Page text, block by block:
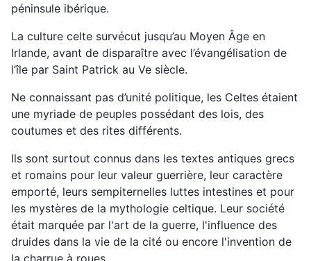
péninsule ibérique.
La culture celte survécut jusqu’au Moyen Âge en
Irlande, avant de disparaître avec l’évangélisation de
l’île par Saint Patrick au Ve siècle.
Ne connaissant pas d’unité politique, les Celtes étaient
une myriade de peuples possédant des lois, des
coutumes et des rites différents.
Ils sont surtout connus dans les textes antiques grecs
et romains pour leur valeur guerrière, leur caractère
emporté, leurs sempiternelles luttes intestines et pour
les mystères de la mythologie celtique. Leur société
était marquée par l'art de la guerre, l'influence des
druides dans la vie de la cité ou encore l'invention de
la charrue à roues.